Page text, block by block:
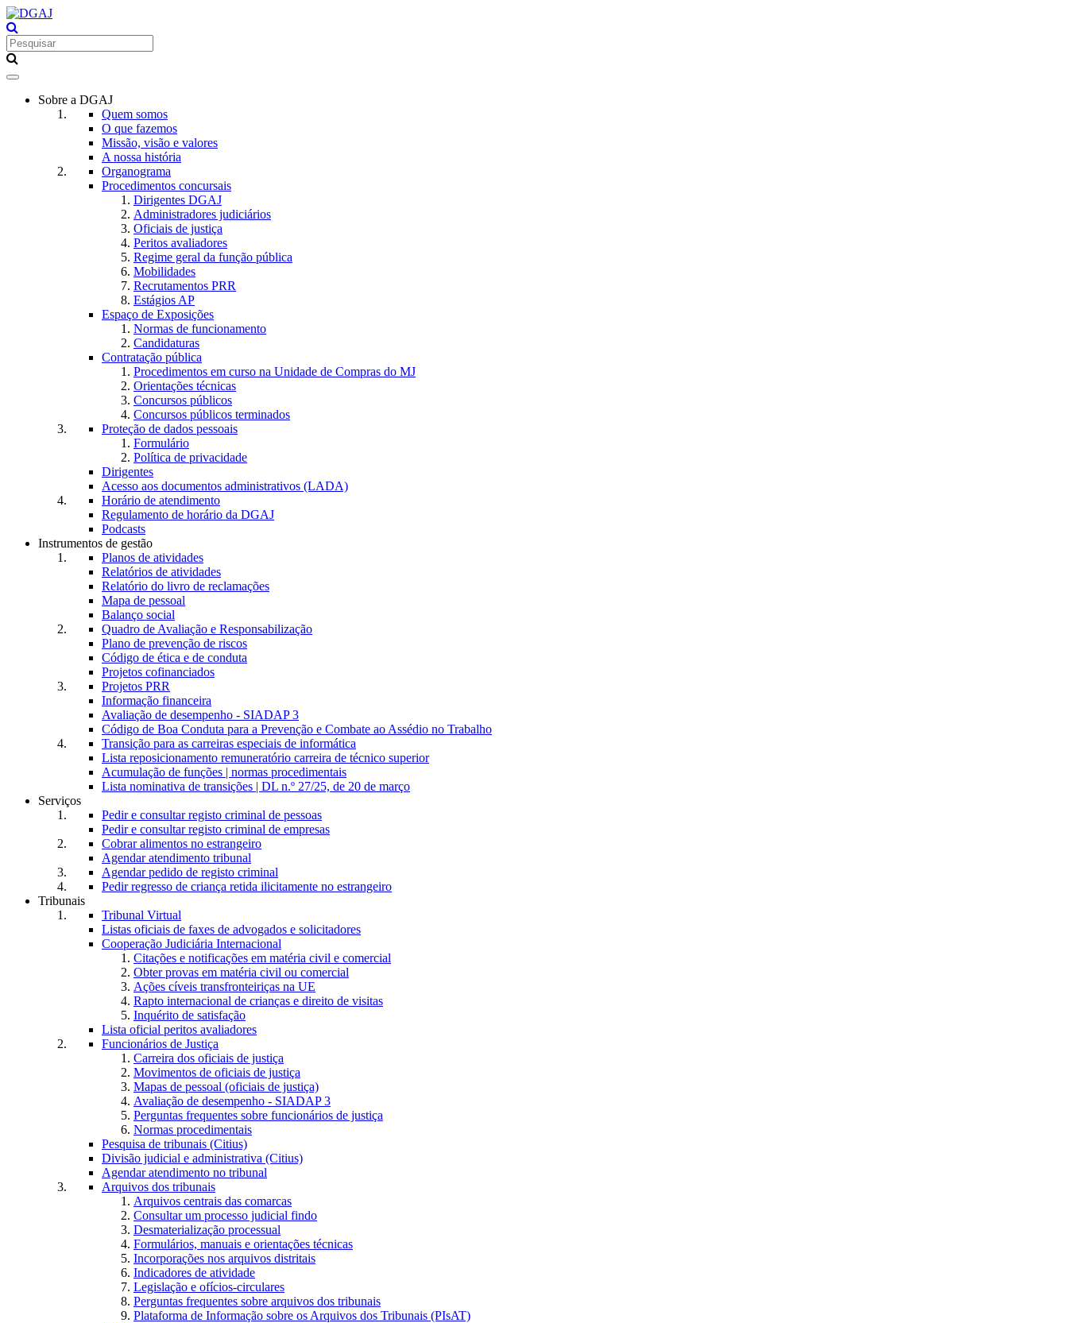
Toggle
navigationSobre a DGAJ
Quem somos
O que fazemos
Missão, visão e valores
A nossa história
Organograma
Procedimentos concursais
Dirigentes DGAJ
Administradores judiciários
Oficiais de justiça
Peritos avaliadores
Regime geral da função pública
Mobilidades
Recrutamentos PRR
Estágios AP
Espaço de Exposições
Normas de funcionamento
Candidaturas
Contratação pública
Procedimentos em curso na Unidade de Compras do MJ
Orientações técnicas
Concursos públicos
Concursos públicos terminados
Proteção de dados pessoais
Formulário
Política de privacidade
Dirigentes
Acesso aos documentos administrativos (LADA)
Horário de atendimento
Regulamento de horário da DGAJ
Podcasts
Instrumentos de gestão
Planos de atividades
Relatórios de atividades
Relatório do livro de reclamações
Mapa de pessoal
Balanço social
Quadro de Avaliação e Responsabilização
Plano de prevenção de riscos
Código de ética e de conduta
Projetos cofinanciados
Projetos PRR
Informação financeira
Avaliação de desempenho - SIADAP 3
Código de Boa Conduta para a Prevenção e Combate ao Assédio no Trabalho
Transição para as carreiras especiais de informática
Lista reposicionamento remuneratório carreira de técnico superior
Acumulação de funções | normas procedimentais
Lista nominativa de transições | DL n.º 27/25, de 20 de março
Serviços
Pedir e consultar registo criminal de pessoas
Pedir e consultar registo criminal de empresas
Cobrar alimentos no estrangeiro
Agendar atendimento tribunal
Agendar pedido de registo criminal
Pedir regresso de criança retida ilicitamente no estrangeiro
Tribunais
Tribunal Virtual
Listas oficiais de faxes de advogados e solicitadores
Cooperação Judiciária Internacional
Citações e notificações em matéria civil e comercial
Obter provas em matéria civil ou comercial
Ações cíveis transfronteiriças na UE
Rapto internacional de crianças e direito de visitas
Inquérito de satisfação
Lista oficial peritos avaliadores
Funcionários de Justiça
Carreira dos oficiais de justiça
Movimentos de oficiais de justiça
Mapas de pessoal (oficiais de justiça)
Avaliação de desempenho - SIADAP 3
Perguntas frequentes sobre funcionários de justiça
Normas procedimentais
Pesquisa de tribunais (Citius)
Divisão judicial e administrativa (Citius)
Agendar atendimento no tribunal
Arquivos dos tribunais
Arquivos centrais das comarcas
Consultar um processo judicial findo
Desmaterialização processual
Formulários, manuais e orientações técnicas
Incorporações nos arquivos distritais
Indicadores de atividade
Legislação e ofícios-circulares
Perguntas frequentes sobre arquivos dos tribunais
Plataforma de Informação sobre os Arquivos dos Tribunais (PIsAT)